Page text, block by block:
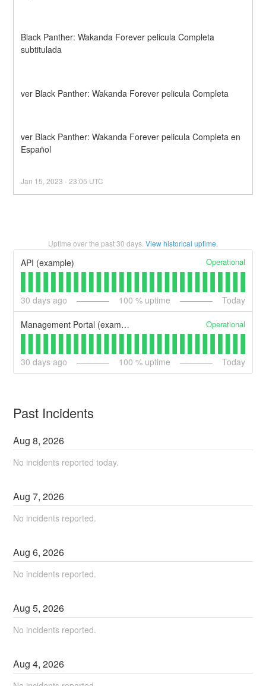
Black Panther: Wakanda Forever pelicula Completa
subtitulada
ver Black Panther: Wakanda Forever pelicula Completa
ver Black Panther: Wakanda Forever pelicula Completa en
Español
Jan 15 ,2023 -23:05 UTC
Uptime over the past30 days. View historical uptime.
API (example) Operational
30 days ago 100 % uptime Today
Management Portal (example) Operational
30 days ago 100 % uptime Today
Past Incidents
Aug8,2026
No incidents reported today.
Aug7,2026
No incidents reported.
Aug6,2026
No incidents reported.
Aug5,2026
No incidents reported.
Aug4,2026